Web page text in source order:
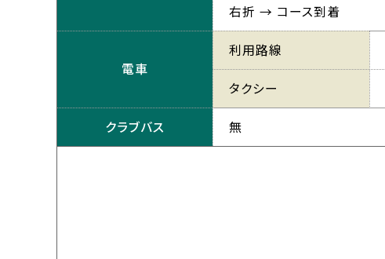
右折 → コース到着
電車
利用路線
タクシー
クラブバス 無